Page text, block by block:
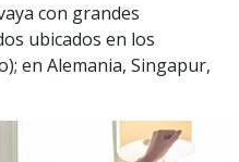
con grandes
ubicados en los
en Alemania, Singapur,